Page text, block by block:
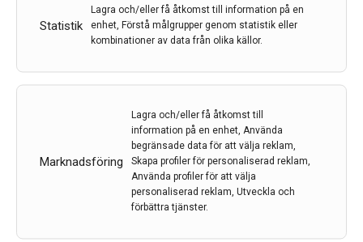
Statistik
Lagra och/eller få åtkomst till information på en
enhet, Förstå målgrupper genom statistik eller
kombinationer av data från olika källor.
Marknadsföring
Lagra och/eller få åtkomst till
information på en enhet, Använda
begränsade data för att välja reklam,
Skapa profiler för personaliserad reklam,
Använda profiler för att välja
personaliserad reklam, Utveckla och
förbättra tjänster.
LÄS MER...
Ökat upptag av antikroppar i
hjärnan med nytt